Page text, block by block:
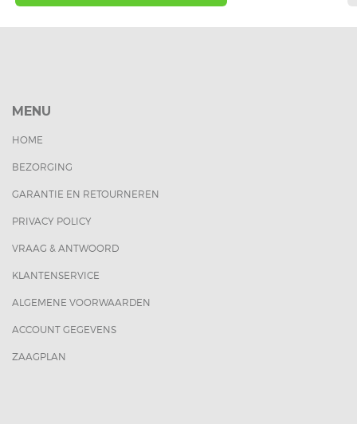
MENU
HOME
BEZORGING
GARANTIE EN RETOURNEREN
PRIVACY POLICY
VRAAG & ANTWOORD
KLANTENSERVICE
ALGEMENE VOORWAARDEN
ACCOUNT GEGEVENS
ZAAGPLAN